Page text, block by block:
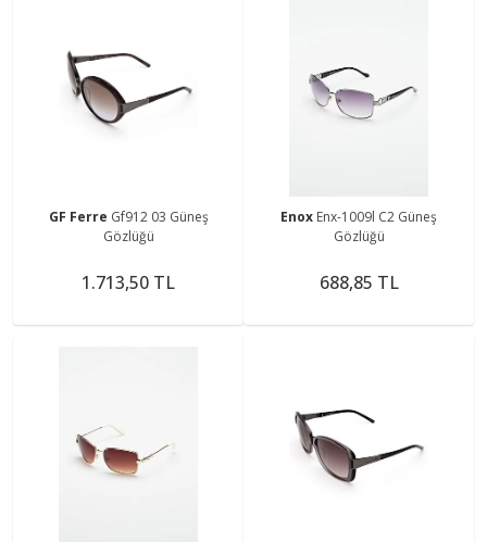
GF Ferre Gf912 03 Güneş
Gözlüğü
1.713,50 TL
Enox Enx-1009l C2 Güneş
Gözlüğü
688,85 TL